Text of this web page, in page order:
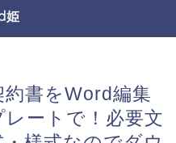
姫
書をWord編集
ートで！必要文